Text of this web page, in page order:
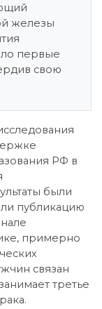
железы
первые
свою
РФ в
были
публикацию
примерно
связан
третье